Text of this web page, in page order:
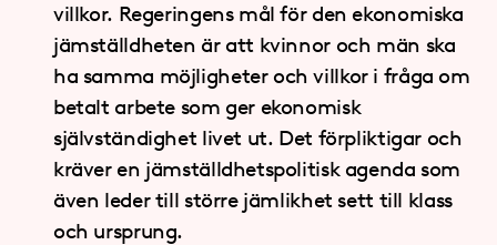
villkor. Regeringens mål för den ekonomiska
jämställdheten är att kvinnor och män ska
ha samma möjligheter och villkor i fråga om
betalt arbete som ger ekonomisk
självständighet livet ut. Det förpliktigar och
kräver en jämställdhetspolitisk agenda som
även leder till större jämlikhet sett till klass
och ursprung.